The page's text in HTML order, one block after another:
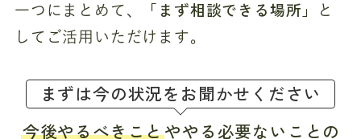
一つにまとめて、
「まず相談できる場所」
と
してご活用いただけます。
まずは今の状況をお聞かせください
今後やるべきことややる必要ないことの